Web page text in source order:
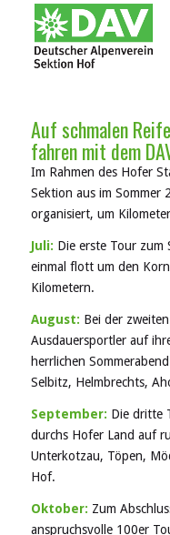
Auf schmalen
fahren mit dem
Im Rahmen des Hofer
Sektion aus im Sommer
organisiert, um
Juli: Die erste Tour zum
einmal flott um den
Kilometern.
August: Bei der
Ausdauersportler auf
herrlichen
Selbitz, Helmbrechts,
September: Die dritte
durchs Hofer Land auf
Unterkotzau, Töpen,
Hof.
Oktober: Zum
anspruchsvolle 100er